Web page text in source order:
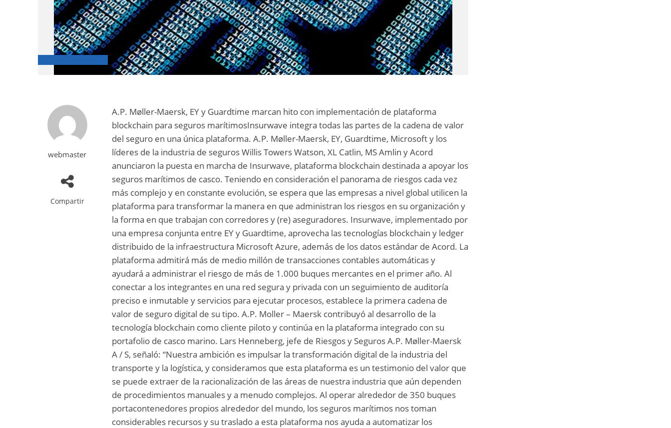
webmaster
Compartir
A.P. Møller-Maersk, EY y Guardtime marcan hito con implementación de plataforma
blockchain para seguros marítimosInsurwave integra todas las partes de la cadena de valor
del seguro en una única plataforma. A.P. Møller-Maersk, EY, Guardtime, Microsoft y los
líderes de la industria de seguros Willis Towers Watson, XL Catlin, MS Amlin y Acord
anunciaron la puesta en marcha de Insurwave, plataforma blockchain destinada a apoyar los
seguros marítimos de casco. Teniendo en consideración el panorama de riesgos cada vez
más complejo y en constante evolución, se espera que las empresas a nivel global utilicen la
plataforma para transformar la manera en que administran los riesgos en su organización y
la forma en que trabajan con corredores y (re) aseguradores. Insurwave, implementado por
una empresa conjunta entre EY y Guardtime, aprovecha las tecnologías blockchain y ledger
distribuido de la infraestructura Microsoft Azure, además de los datos estándar de Acord. La
plataforma admitirá más de medio millón de transacciones contables automáticas y
ayudará a administrar el riesgo de más de 1.000 buques mercantes en el primer año. Al
conectar a los integrantes en una red segura y privada con un seguimiento de auditoría
preciso e inmutable y servicios para ejecutar procesos, establece la primera cadena de
valor de seguro digital de su tipo. A.P. Moller – Maersk contribuyó al desarrollo de la
tecnología blockchain como cliente piloto y continúa en la plataforma integrado con su
portafolio de casco marino. Lars Henneberg, jefe de Riesgos y Seguros A.P. Møller-Maersk
A / S, señaló: “Nuestra ambición es impulsar la transformación digital de la industria del
transporte y la logística, y consideramos que esta plataforma es un testimonio del valor que
se puede extraer de la racionalización de las áreas de nuestra industria que aún dependen
de procedimientos manuales y a menudo complejos. Al operar alrededor de 350 buques
portacontenedores propios alrededor del mundo, los seguros marítimos nos toman
considerables recursos y su traslado a esta plataforma nos ayuda a automatizar los